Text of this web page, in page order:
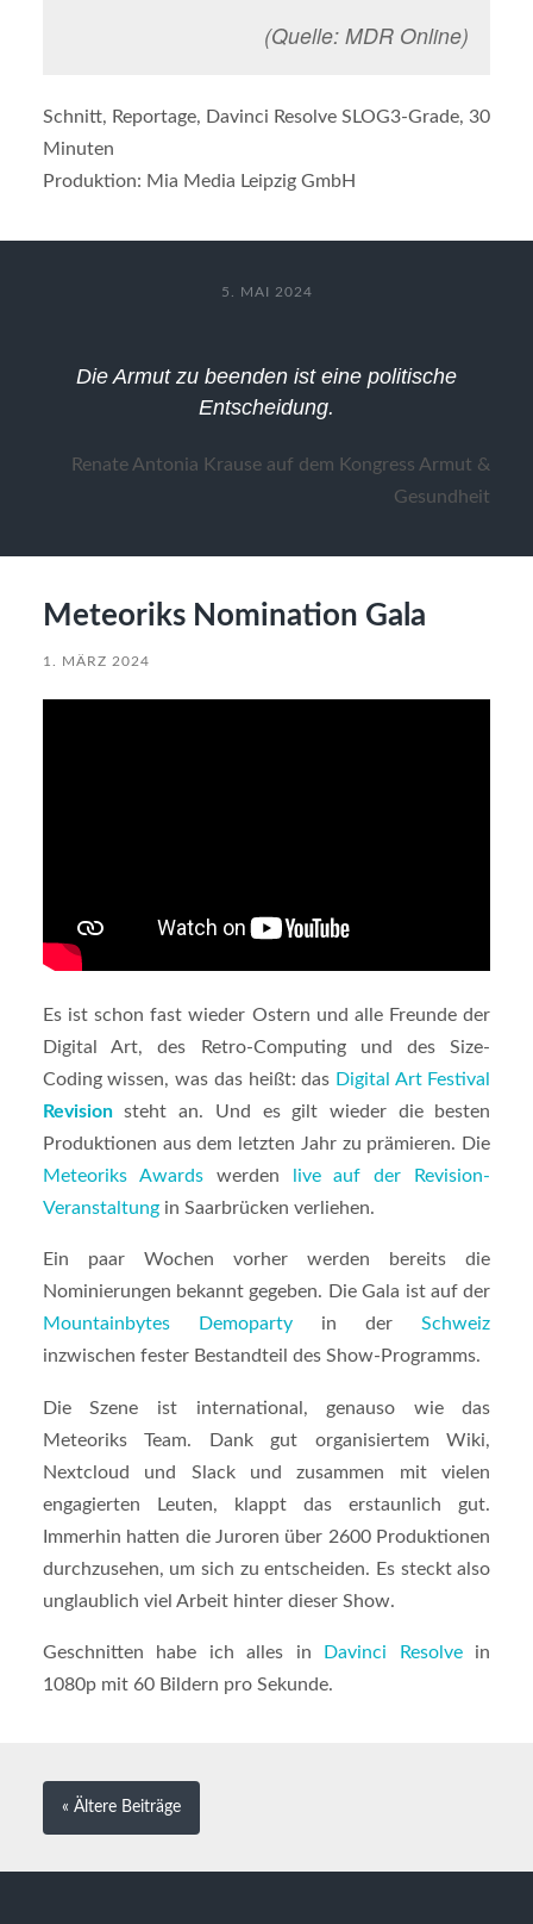
(Quelle: MDR Online)
Schnitt, Reportage, Davinci Resolve SLOG3-Grade, 30
Minuten
Produktion: Mia Media Leipzig GmbH
5. MAI 2024
Die Armut zu beenden ist eine politische
Entscheidung.
Renate Antonia Krause auf dem Kongress Armut &
Gesundheit
Meteoriks Nomination Gala
1. MÄRZ 2024
Es ist schon fast wieder Ostern und alle Freunde der
Digital Art, des Retro-Computing und des Size-
Coding wissen, was das heißt: das Digital Art Festival
Revisionsteht an. Und es gilt wieder die besten
Produktionen aus dem letzten Jahr zu prämieren. Die
Meteoriks Awardswerden
live auf der Revision-
Veranstaltungin Saarbrücken verliehen.
Ein paar Wochen vorher werden bereits die
Nominierungen bekannt gegeben. Die Gala ist auf der
Mountainbytes Demopartyin derSchweiz
inzwischen fester Bestandteil des Show-Programms.
Die Szene ist international, genauso wie das
Meteoriks Team. Dank gut organisiertem Wiki,
Nextcloud und Slack und zusammen mit vielen
engagierten Leuten, klappt das erstaunlich gut.
Immerhin hatten die Juroren über 2600 Produktionen
durchzusehen, um sich zu entscheiden. Es steckt also
unglaublich viel Arbeit hinter dieser Show.
Geschnitten habe ich alles in Davinci Resolvein
1080p mit 60 Bildern pro Sekunde.
« ÄltereBeiträge